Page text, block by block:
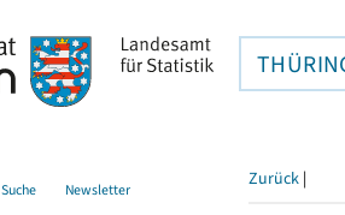
Suche Newsletter Zurück |